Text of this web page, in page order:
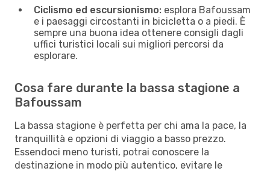
Ciclismo ed escursionismo: esplora Bafoussam
e i paesaggi circostanti in bicicletta o a piedi. È
sempre una buona idea ottenere consigli dagli
uffici turistici locali sui migliori percorsi da
esplorare.
Cosa fare durante la bassa stagione a
Bafoussam
La bassa stagione è perfetta per chi ama la pace, la
tranquillità e opzioni di viaggio a basso prezzo.
Essendoci meno turisti, potrai conoscere la
destinazione in modo più autentico, evitare le